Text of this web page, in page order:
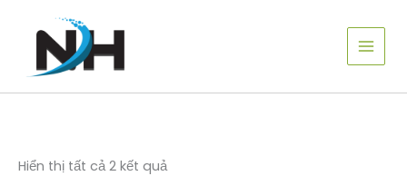
Hiển thị tất cả 2 kết quả